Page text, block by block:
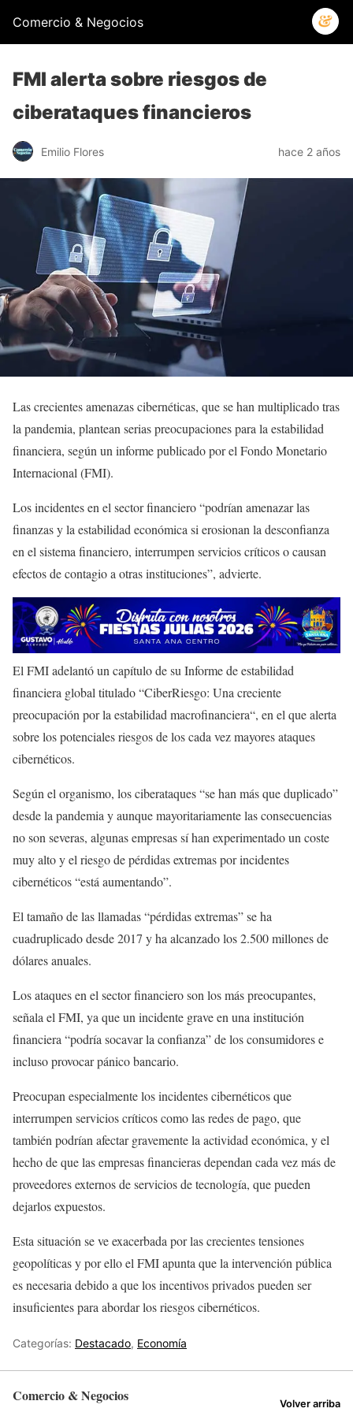
Comercio & Negocios
FMI alerta sobre riesgos de
ciberataques financieros
Emilio Flores hace 2 años
Las crecientes amenazas cibernéticas, que se han multiplicado tras
la pandemia, plantean serias preocupaciones para la estabilidad
financiera, según un informe publicado por el Fondo Monetario
Internacional (FMI).
Los incidentes en el sector financiero “podrían amenazar las
finanzas y la estabilidad económica si erosionan la desconfianza
en el sistema financiero, interrumpen servicios críticos o causan
efectos de contagio a otras instituciones”, advierte.
El FMI adelantó un capítulo de su Informe de estabilidad
financiera global titulado “CiberRiesgo: Una creciente
preocupación por la estabilidad macrofinanciera“, en el que alerta
sobre los potenciales riesgos de los cada vez mayores ataques
cibernéticos.
Según el organismo, los ciberataques “se han más que duplicado”
desde la pandemia y aunque mayoritariamente las consecuencias
no son severas, algunas empresas sí han experimentado un coste
muy alto y el riesgo de pérdidas extremas por incidentes
cibernéticos “está aumentando”.
El tamaño de las llamadas “pérdidas extremas” se ha
cuadruplicado desde 2017 y ha alcanzado los 2.500 millones de
dólares anuales.
Los ataques en el sector financiero son los más preocupantes,
señala el FMI, ya que un incidente grave en una institución
financiera “podría socavar la confianza” de los consumidores e
incluso provocar pánico bancario.
Preocupan especialmente los incidentes cibernéticos que
interrumpen servicios críticos como las redes de pago, que
también podrían afectar gravemente la actividad económica, y el
hecho de que las empresas financieras dependan cada vez más de
proveedores externos de servicios de tecnología, que pueden
dejarlos expuestos.
Esta situación se ve exacerbada por las crecientes tensiones
geopolíticas y por ello el FMI apunta que la intervención pública
es necesaria debido a que los incentivos privados pueden ser
insuficientes para abordar los riesgos cibernéticos.
Categorías: Destacado, Economía
Comercio & Negocios Volver arriba